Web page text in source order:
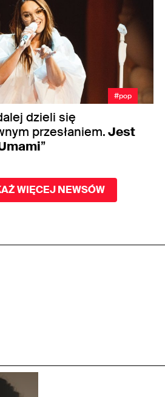
#pop
dzieli się
przesłaniem.Jest
”
WIĘCEJ NEWSÓW